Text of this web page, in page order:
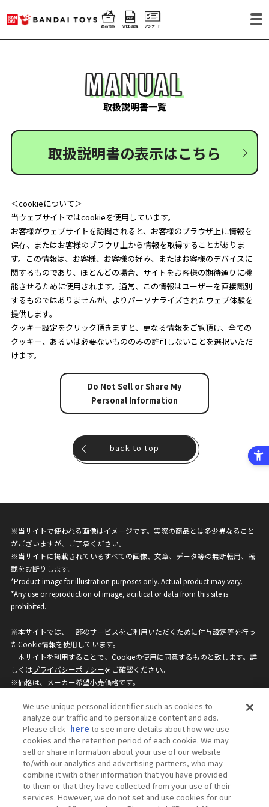
MANUAL
取扱説明書一覧
取扱説明書の表示はこちら
＜cookieについて＞
当ウェブサイトではcookieを使用しています。
お客様がウェブサイトを訪問されると、お客様のブラウザ上に情報を
保存、またはお客様のブラウザ上から情報を取得することがありま
す。この情報は、お客様、お客様の好み、またはお客様のデバイスに
関するものであり、ほとんどの場合、サイトをお客様の期待通りに機
能させるために使用されます。通常、この情報はユーザーを直接識別
するものではありませんが、よりパーソナライズされたウェブ体験を
提供します。
クッキー設定をクリック頂きますと、更なる情報をご覧頂け、全ての
クッキー、あるいは必要ないもののみの許可しないことを選択いただ
けます。
Do Not Sell or Share My
Personal Information
back to top
※当サイトで使われる画像はイメージです。実際の商品とは多少異なること
がございますが、ご了承ください。
※当サイトに掲載されているすべての画像、文章、データ等の無断転用、転
載をお断りします。
*Product image for illustration purposes only. Actual product may vary.
*Any use or reproduction of image, acritical or data from this site is
prohibited.
※本サイトでは、一部のサービスをご利用いただくために付与設定等を行っ
たCookie情報を使用しています。
本サイトを利用することで、Cookieの使用に同意するものと致します。詳
しくはプライバシーポリシーをご確認ください。
※価格は、メーカー希望小売価格です。
ざいますのでご了承ください。
privacypolicy
Do Not Sell or Share My
Personal Information
ウェブサイトご利用条件
ソーシャルメディアポリシー
個人情報保護方針
お問い合わせ
We use unique personal identifier such as cookies to
analyze our traffic and to personalize content and ads.
Please click here to see more details about how we use
cookies and the retention period of each cookie. We may
sell or share information about your use of our website
to/with our analytics and advertising partners, who may
combine it with other information that you have provided
to them or that they have collected from your use of their
services. However, we do not set and use cookies for our